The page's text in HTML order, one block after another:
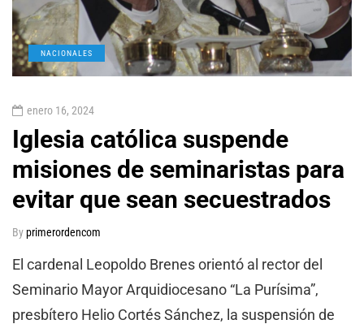
NACIONALES
enero 16, 2024
Iglesia católica suspende
misiones de seminaristas para
evitar que sean secuestrados
Byprimerordencom
El cardenal Leopoldo Brenes orientó al rector del
Seminario Mayor Arquidiocesano “La Purísima”,
presbítero Helio Cortés Sánchez, la suspensión de